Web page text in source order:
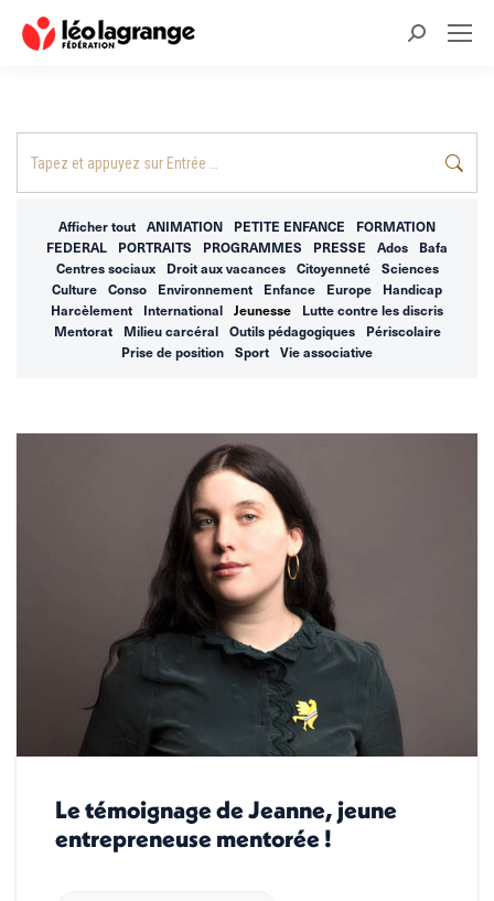
Recherche
Afficher tout ANIMATION PETITE ENFANCE
FORMATION
FEDERAL
PORTRAITS PROGRAMMES PRESSE Ados
Bafa
Centres sociaux
Droit aux vacances Citoyenneté
Sciences
Culture
Conso Environnement Enfance Europe
Handicap
Harcèlement
International Jeunesse
Lutte contre les discris
Mentorat
Milieu carcéral Outils pédagogiques
Périscolaire
Prise de position
Sport Vie associative
Le témoignage de Jeanne, jeune
entrepreneuse mentorée !